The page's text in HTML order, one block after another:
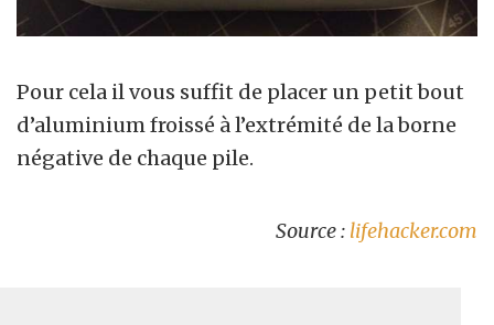
Pour cela il vous suffit de placer un petit bout
d’aluminium froissé à l’extrémité de la borne
négative de chaque pile.
Source : lifehacker.com